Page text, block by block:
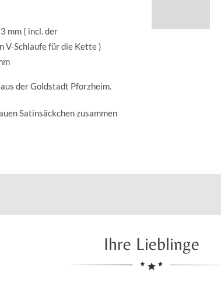
mm ( incl. der
V-Schlaufe für die Kette )
der Goldstadt Pforzheim.
Satinsäckchen zusammen
Ihre Lieblinge